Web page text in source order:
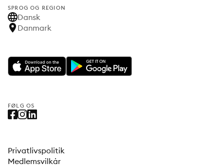
SPROG OG REGION
Dansk
Danmark
FØLG OS
Privatlivspolitik
Medlemsvilkår